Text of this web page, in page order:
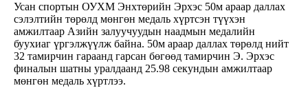
Усан спортын ОУХМ Энхтөрийн Эрхэс 50м араар даллах
сэлэлтийн төрөлд мөнгөн медаль хүртсэн түүхэн
амжилтаар Азийн залуучуудын наадмын медалийн
буухиаг үргэлжүүлж байна. 50м араар даллах төрөлд нийт
32 тамирчин гараанд гарсан бөгөөд тамирчин Э. Эрхэс
финалын шатны уралдаанд 25.98 секундын амжилтаар
мөнгөн медаль хүртлээ.